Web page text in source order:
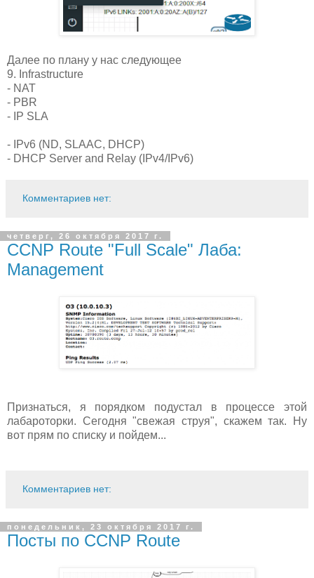
Далее по плану у нас следующее
9. Infrastructure
- NAT
- PBR
- IP SLA
- IPv6 (ND, SLAAC, DHCP)
- DHCP Server and Relay (IPv4/IPv6)
Комментариев нет:
четверг, 26 октября 2017 г.
CCNP Route "Full Scale" Лаба:
Management
Признаться, я порядком подустал в процессе этой
лабароторки. Сегодня "свежая струя", скажем так. Ну
вот прям по списку и пойдем...
Комментариев нет:
понедельник, 23 октября 2017 г.
Посты по CCNP Route